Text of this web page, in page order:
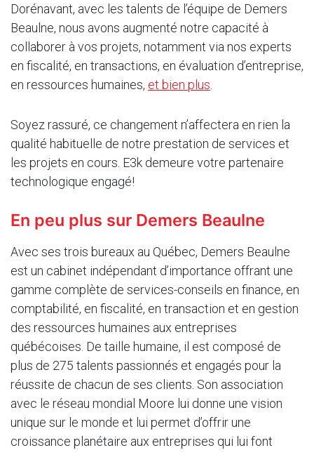
Dorénavant, avec les talents de l’équipe de Demers
Beaulne, nous avons augmenté notre capacité à
collaborer à vos projets, notamment via nos experts
en fiscalité, en transactions, en évaluation d’entreprise,
en ressources humaines, et bien plus
Soyez rassuré, ce changement n’affectera en rien la
qualité habituelle de notre prestation de services et
les projets en cours. E3k demeure votre partenaire
technologique engagé!
En peu plus sur Demers Beaulne
Avec ses trois bureaux au Québec, Demers Beaulne
est un cabinet indépendant d’importance offrant une
gamme complète de services-conseils en finance, en
comptabilité, en fiscalité, en transaction et en gestion
des ressources humaines aux entreprises
québécoises. De taille humaine, il est composé de
plus de 275 talents passionnés et engagés pour la
réussite de chacun de ses clients. Son association
avec le réseau mondial Moore lui donne une vision
unique sur le monde et lui permet d’offrir une
croissance planétaire aux entreprises qui lui font